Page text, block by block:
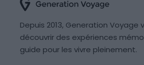
Depuis 2013, Generation Voyage
découvrir des expériences
guide pour les vivre pleinement.